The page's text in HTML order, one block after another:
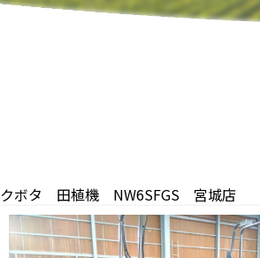
クボタ 田植機 NW6SFGS 宮城店